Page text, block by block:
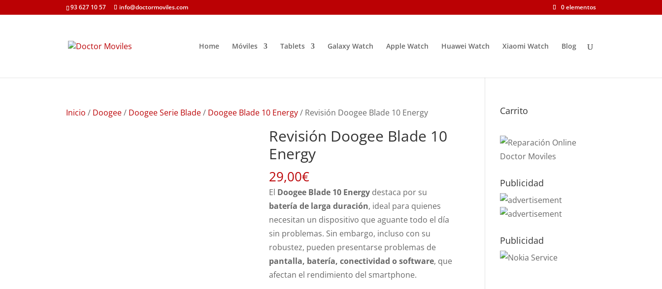
93 627 10 57 info@doctormoviles.com 0 elementos
Home Móviles Tablets Galaxy Watch Apple Watch Huawei Watch Xiaomi Watch Blog
Inicio / Doogee/ Doogee Serie Blade/ Doogee Blade 10 Energy/ Revisión Doogee Blade 10 Energy
Revisión Doogee Blade 10
Energy
29,00€
El Doogee Blade 10 Energy destaca por su
batería de larga duración, ideal para quienes
necesitan un dispositivo que aguante todo el día
sin problemas. Sin embargo, incluso con su
robustez, pueden presentarse problemas de
pantalla, batería, conectividad o software, que
afectan el rendimiento del smartphone.
Carrito
Publicidad
Publicidad